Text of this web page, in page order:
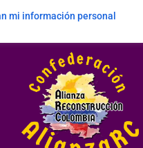
mi información personal